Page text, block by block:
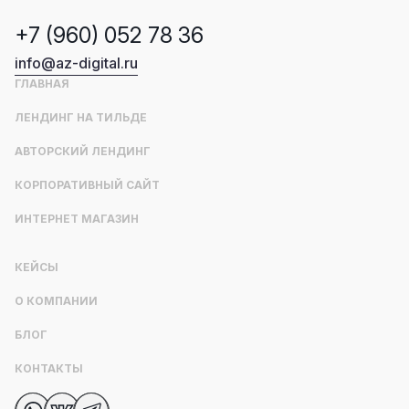
+7 (960) 052 78 36
info@az-digital.ru
ГЛАВНАЯ
ЛЕНДИНГ НА ТИЛЬДЕ
АВТОРСКИЙ ЛЕНДИНГ
КОРПОРАТИВНЫЙ САЙТ
ИНТЕРНЕТ МАГАЗИН
КЕЙСЫ
О КОМПАНИИ
БЛОГ
КОНТАКТЫ